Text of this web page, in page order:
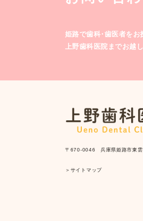
姫路で歯科･歯医者をお
上野歯科医院までお越し
〒670-0046 兵庫県姫路市東雲
＞サイトマップ